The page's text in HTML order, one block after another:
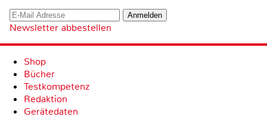
Newsletter abbestellen
Shop
Bücher
Testkompetenz
Redaktion
Gerätedaten